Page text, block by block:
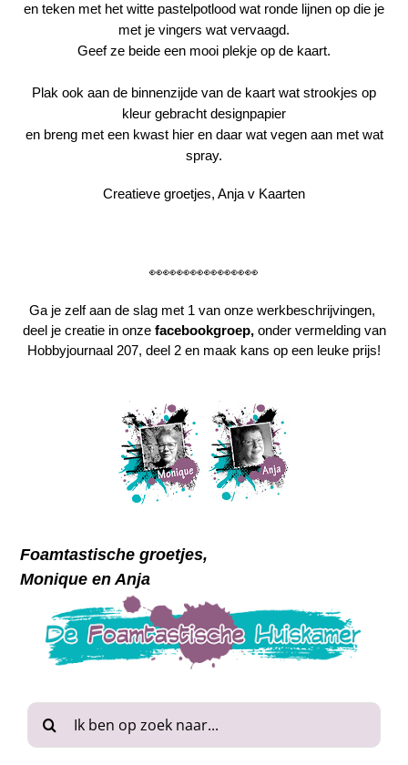
en teken met het witte pastelpotlood wat ronde lijnen op die je
met je vingers wat vervaagd.
Geef ze beide een mooi plekje op de kaart.
Plak ook aan de binnenzijde van de kaart wat strookjes op
kleur gebracht designpapier
en breng met een kwast hier en daar wat vegen aan met wat
spray.
Creatieve groetjes, Anja v Kaarten
👀👀👀👀👀👀👀👀
Ga je zelf aan de slag met 1 van onze werkbeschrijvingen,
deel je creatie in onze facebookgroep, onder vermelding van
Hobbyjournaal 207, deel 2 en maak kans op een leuke prijs!
Foamtastische groetjes,
Monique en Anja
Zoeken
naar: